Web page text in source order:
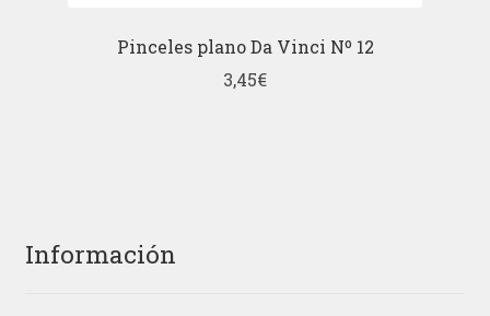
Pinceles plano Da Vinci Nº 12
3,45€
Información